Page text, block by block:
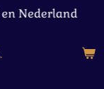
Nederland